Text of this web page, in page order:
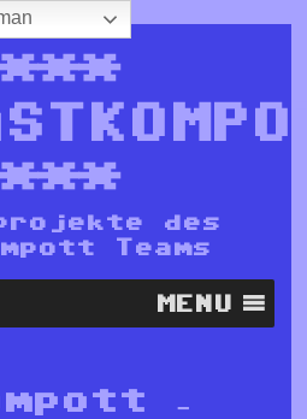
des
Teams
MENU
–